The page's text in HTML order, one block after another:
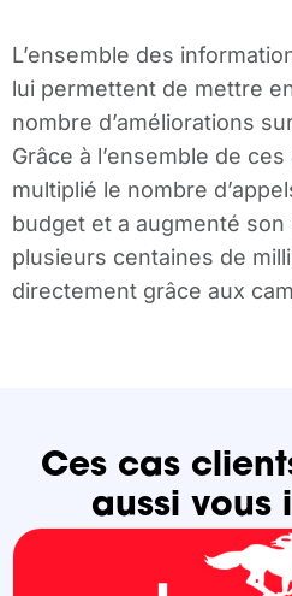
L’ensemble des
lui permettent de mettre
nombre d’améliorations
Grâce à l’ensemble de
multiplié le nombre
budget et a augmenté son
plusieurs centaines de
directement grâce aux
Ces cas
aussi vous